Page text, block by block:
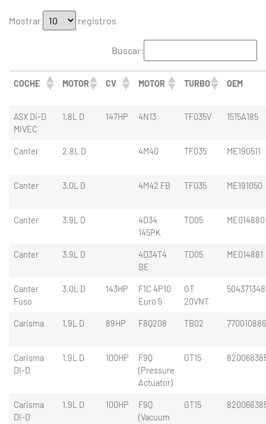
Mostrar registros
Buscar:
COCHE MOTOR CV MOTOR TURBO OEM
ASX Di-D
MIVEC
1.8L D 147HP 4N13 TF035V 1515A185
Canter 2.8L D 4M40 TF035 ME190511
Canter 3.0L D 4M42 FB TF035 ME191050
Canter 3.9L D
4D34
145PK
TD05 ME014880
Canter 3.9L D
4D34T4
BE
TD05 ME014881
Canter
Fuso
3.0L D 143HP
F1C 4P10
Euro 5
GT
20VNT
504371348
Carisma 1.9L D 89HP F8Q208 TB02
Carisma
DI-D
1.9L D 100HP
F9Q
(Pressure
Actuator)
GT15
Carisma
DI-D
1.9L D 100HP
F9Q
(Vacuum
GT15